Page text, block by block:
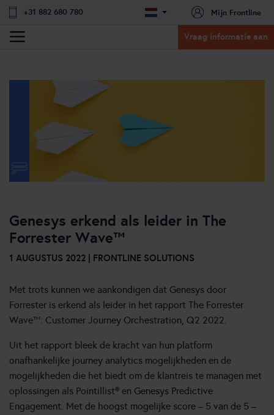
+31 882 680 780 Mijn Frontline
Vraag informatie aan
Genesys erkend als leider in The
Forrester Wave™
1 AUGUSTUS 2022 | FRONTLINE SOLUTIONS
Met trots kunnen we aankondigen dat Genesys door
Forrester is erkend als leider in het rapport The Forrester
Wave™: Customer Journey Orchestration, Q2 2022.
Uit het rapport bleek de kracht van hun platform
onafhankelijke journey analytics mogelijkheden en de
mogelijkheden die het biedt om de klantreis te managen met
oplossingen als Pointillist® en Genesys Predictive
Engagement. Met de hoogst mogelijke score – 5 van de 5 –